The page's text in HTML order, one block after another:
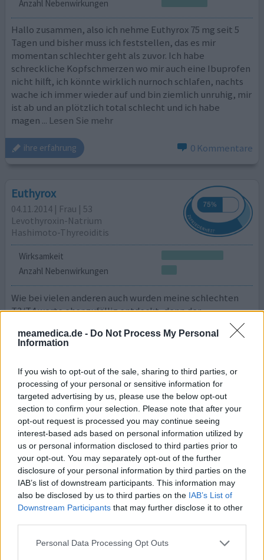
meamedica.de - Do Not Process My Personal
Information
If you wish to opt-out of the sale, sharing to third parties, or
processing of your personal or sensitive information for
targeted advertising by us, please use the below opt-out
section to confirm your selection. Please note that after your
opt-out request is processed you may continue seeing
interest-based ads based on personal information utilized by
us or personal information disclosed to third parties prior to
your opt-out. You may separately opt-out of the further
disclosure of your personal information by third parties on the
IAB’s list of downstream participants. This information may
also be disclosed by us to third parties on the IAB’s List of
Downstream Participants that may further disclose it to other
Personal Data Processing Opt Outs
Anzahl Nebenwirkungen
Hallo zusammen, also ich nehme Euthyrox 75 mg seit 5
Tagen und bisher muss ich feststellen, das es mir
momentan schlechter geht als zuvor. Ich habe
schreckliche Kopfschmerzen wo mir auch eine Ibuprofen
nicht hilft, ich könnte wirklich nurnoch schlafen, nachts
wache ich immer wieder auf und bin ziemlich unruhig, mir
ist ab und an plötzlich total schlecht und ich habe
magen ... Lesen Sie mehr
ihre erfahrung 0 Kommentare
Euthyrox
04.11.2014 | Frau | 53
Levothyroxin-Natrium
Hashimoto-Thyreoiditis
Wirksamkeit
Anzahl Nebenwirkungen
Wie bei vielen anderen auch wurden meine schlechten
T3/T4 werte eher zufällig entdeckt, denn der
Gesamtwert war soweit im grünen Bereich. ich habe es
meiner Hausärztin zu danken, die hier nachhakte.
Dennwas ich fälschlicherweise als
waren die typische Symptome der Schilddrüsen-
Unterfunktion inklusive dem Einstieg mit Sym... Lesen
Sie mehr
ihre erfahrung 0 Kommentare
Euthyrox
07.04.2013 | Frau | 55
Levothyroxin-Natrium
Schilddrüse